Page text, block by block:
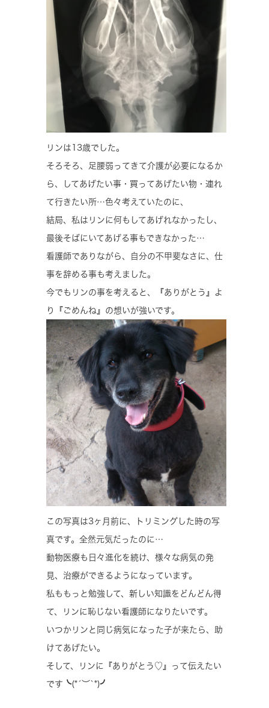
リンは13歳でした。
そろそろ、足腰弱ってきて介護が必要になるか
ら、してあげたい事・買ってあげたい物・連れ
て行きたい所…色々考えていたのに、
結局、私はリンに何もしてあげれなかったし、
最後そばにいてあげる事もできなかった…
看護師でありながら、自分の不甲斐なさに、仕
事を辞める事も考えました。
今でもリンの事を考えると、『ありがとう』よ
り『ごめんね』の想いが強いです。
この写真は3ヶ月前に、トリミングした時の写
真です。全然元気だったのに…
動物医療も日々進化を続け、様々な病気の発
見、治療ができるようになっています。
私ももっと勉強して、新しい知識をどんどん得
て、リンに恥じない看護師になりたいです。
いつかリンと同じ病気になった子が来たら、助
けてあげたい。
そして、リンに『ありがとう♡』って伝えたい
です╰(*´︶`*)╯